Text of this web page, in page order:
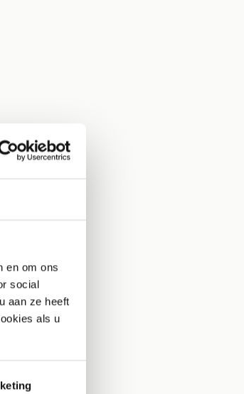
en om ons
social
aan ze heeft
als u